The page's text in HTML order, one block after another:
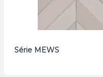
Série MEWS